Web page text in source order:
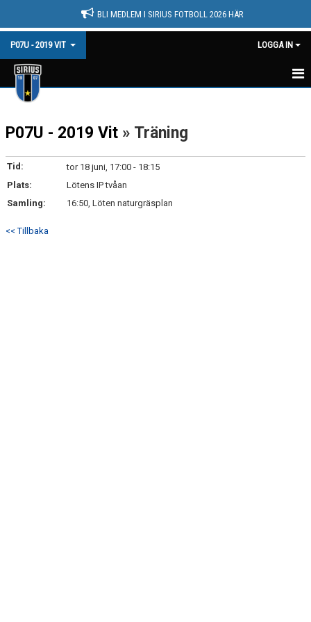
BLI MEDLEM I SIRIUS FOTBOLL 2026 HÄR
P07U - 2019 VIT LOGGA IN
HEM
NYHETER
KALENDER
MATCHER
P07U - 2019 Vit » Träning
Tid:
tor 18 juni, 17:00 - 18:15
Plats:
Lötens IP tvåan
Samling:
16:50, Löten naturgräsplan
<< Tillbaka